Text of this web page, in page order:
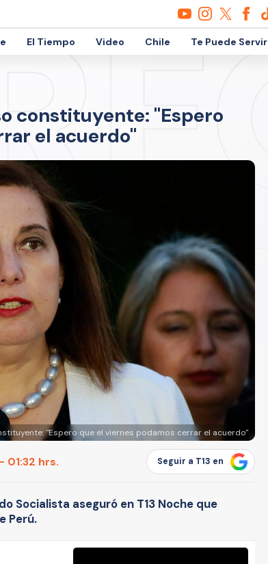
El Tiempo Video Chile Te Puede Servir
constituyente: "Espero
el acuerdo"
"Espero que el viernes podamos cerrar el acuerdo"
01:32 hrs. Seguir a T13 en
Socialista aseguró en T13 Noche que
Perú.